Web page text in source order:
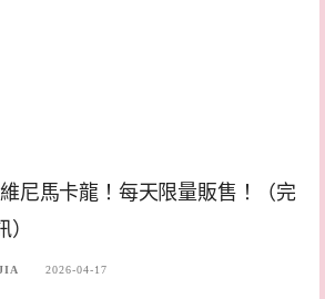
維尼馬卡龍！每天限量販售！（完
2026-04-17